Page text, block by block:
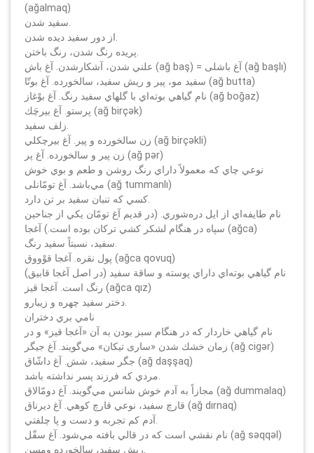
(ağalmaq)
علني شدن، آشكارشدن. آغ باش (ağ baş) = آغ باشلى (ağ başlı)
سفيد مو، پير و ريش سفيد، سالخورده. آغ بوتّا (ağ butta)
نام گياهي بوته‌اي با گلهاي سفيد رنگ. آغ بوْغاز (ağ boğaz)
پرستو. آغ بيرچَك (ağ birçәk)
زن سالخورده و پير. آغ بيرچكلي (ağ birçәkli)
زن پير و سالخورده. آغ پر (ağ pәr)
نوعي چاي كه معمولاً داراي رنگ روشن و طعم و بوي خوش
مي‌باشد. آغ تومّانلى (ağ tummanlı)
نام طايفه‌اي از ايل دره‌شوري. (در قديم آغ تومّان يكي از جناحين
سپاه در هنگام لشكر كشي تركان بوده است.) آغجا (ağca)
پول نقره. آغجا قوْووق (ağca qovuq)
(در اصل آغجا قابيق) نام گياهي بوته‌اي داراي پوسته و ساقة سفيد
رنگ است. آغجا قيز (ağca qız)
نامي بري دختران
نام گياهي خاردار كه در هنگام سبز بودن به آن «آغجا قيز» و در
زمان خشك شدن «ساری تيكان» مي‌گويند. آغ جيگر (ağ cigәr)
جگر سفيد، شش. آغ داشّاق (ağ daşşaq)
مجازاً به آدم خوش شانس مي‌گويند. آغ دومّالاق (ağ dummalaq)
قارچ سفيد، نوعي قارچ كوهي. آغ ديرناق (ağ dırnaq)
نام نقشي است كه در قالي بافته مي‌شود. آغ سقّل (ağ sәqqәl)